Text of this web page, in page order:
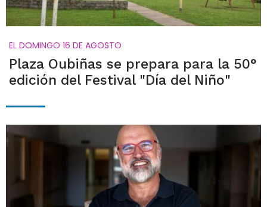
EL DOMINGO 16 DE AGOSTO
Plaza Oubiñas se prepara para la 50°
edición del Festival "Día del Niño"